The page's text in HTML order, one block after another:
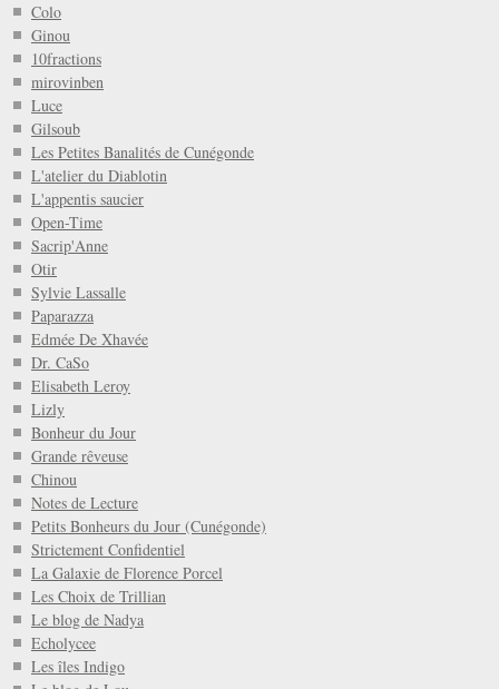
Colo
Ginou
10fractions
mirovinben
Luce
Gilsoub
Les Petites Banalités de Cunégonde
L'atelier du Diablotin
L'appentis saucier
Open-Time
Sacrip'Anne
Otir
Sylvie Lassalle
Paparazza
Edmée De Xhavée
Dr. CaSo
Elisabeth Leroy
Lizly
Bonheur du Jour
Grande rêveuse
Chinou
Notes de Lecture
Petits Bonheurs du Jour (Cunégonde)
Strictement Confidentiel
La Galaxie de Florence Porcel
Les Choix de Trillian
Le blog de Nadya
Echolycee
Les îles Indigo